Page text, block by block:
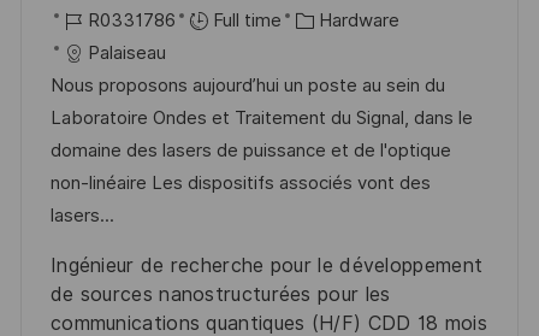
o
c
a
t
i
o
n
o
t
e
d
D
e
J
o
b
I
d
R0331786 Full time
C
t
e
g
o
Hardware
Palaiseau
Nous proposons aujourd’hui un poste au sein du
Laboratoire Ondes et Traitement du Signal, dans le
domaine des lasers de puissance et de l'optique
non-linéaire Les dispositifs associés vont des
lasers...
Ingénieur de recherche pour le développement
de sources nanostructurées pour les
communications quantiques (H/F) CDD 18 mois